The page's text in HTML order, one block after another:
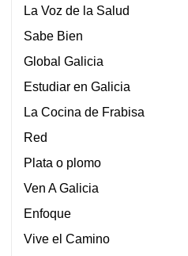
La Voz de la Salud
Sabe Bien
Global Galicia
Estudiar en Galicia
La Cocina de Frabisa
Red
Plata o plomo
Ven A Galicia
Enfoque
Vive el Camino